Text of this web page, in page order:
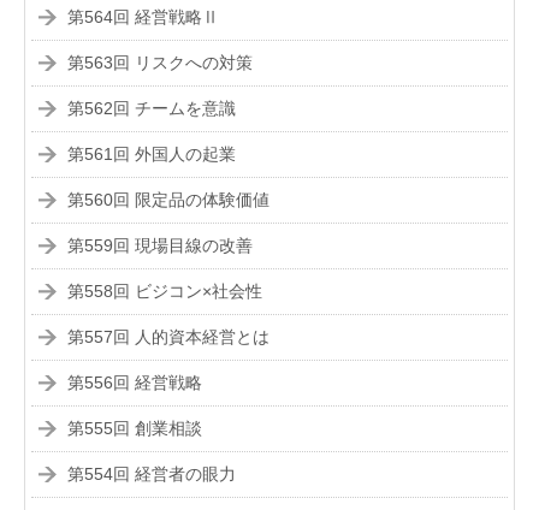
第564回 経営戦略Ⅱ
第563回 リスクへの対策
第562回 チームを意識
第561回 外国人の起業
第560回 限定品の体験価値
第559回 現場目線の改善
第558回 ビジコン×社会性
第557回 人的資本経営とは
第556回 経営戦略
第555回 創業相談
第554回 経営者の眼力